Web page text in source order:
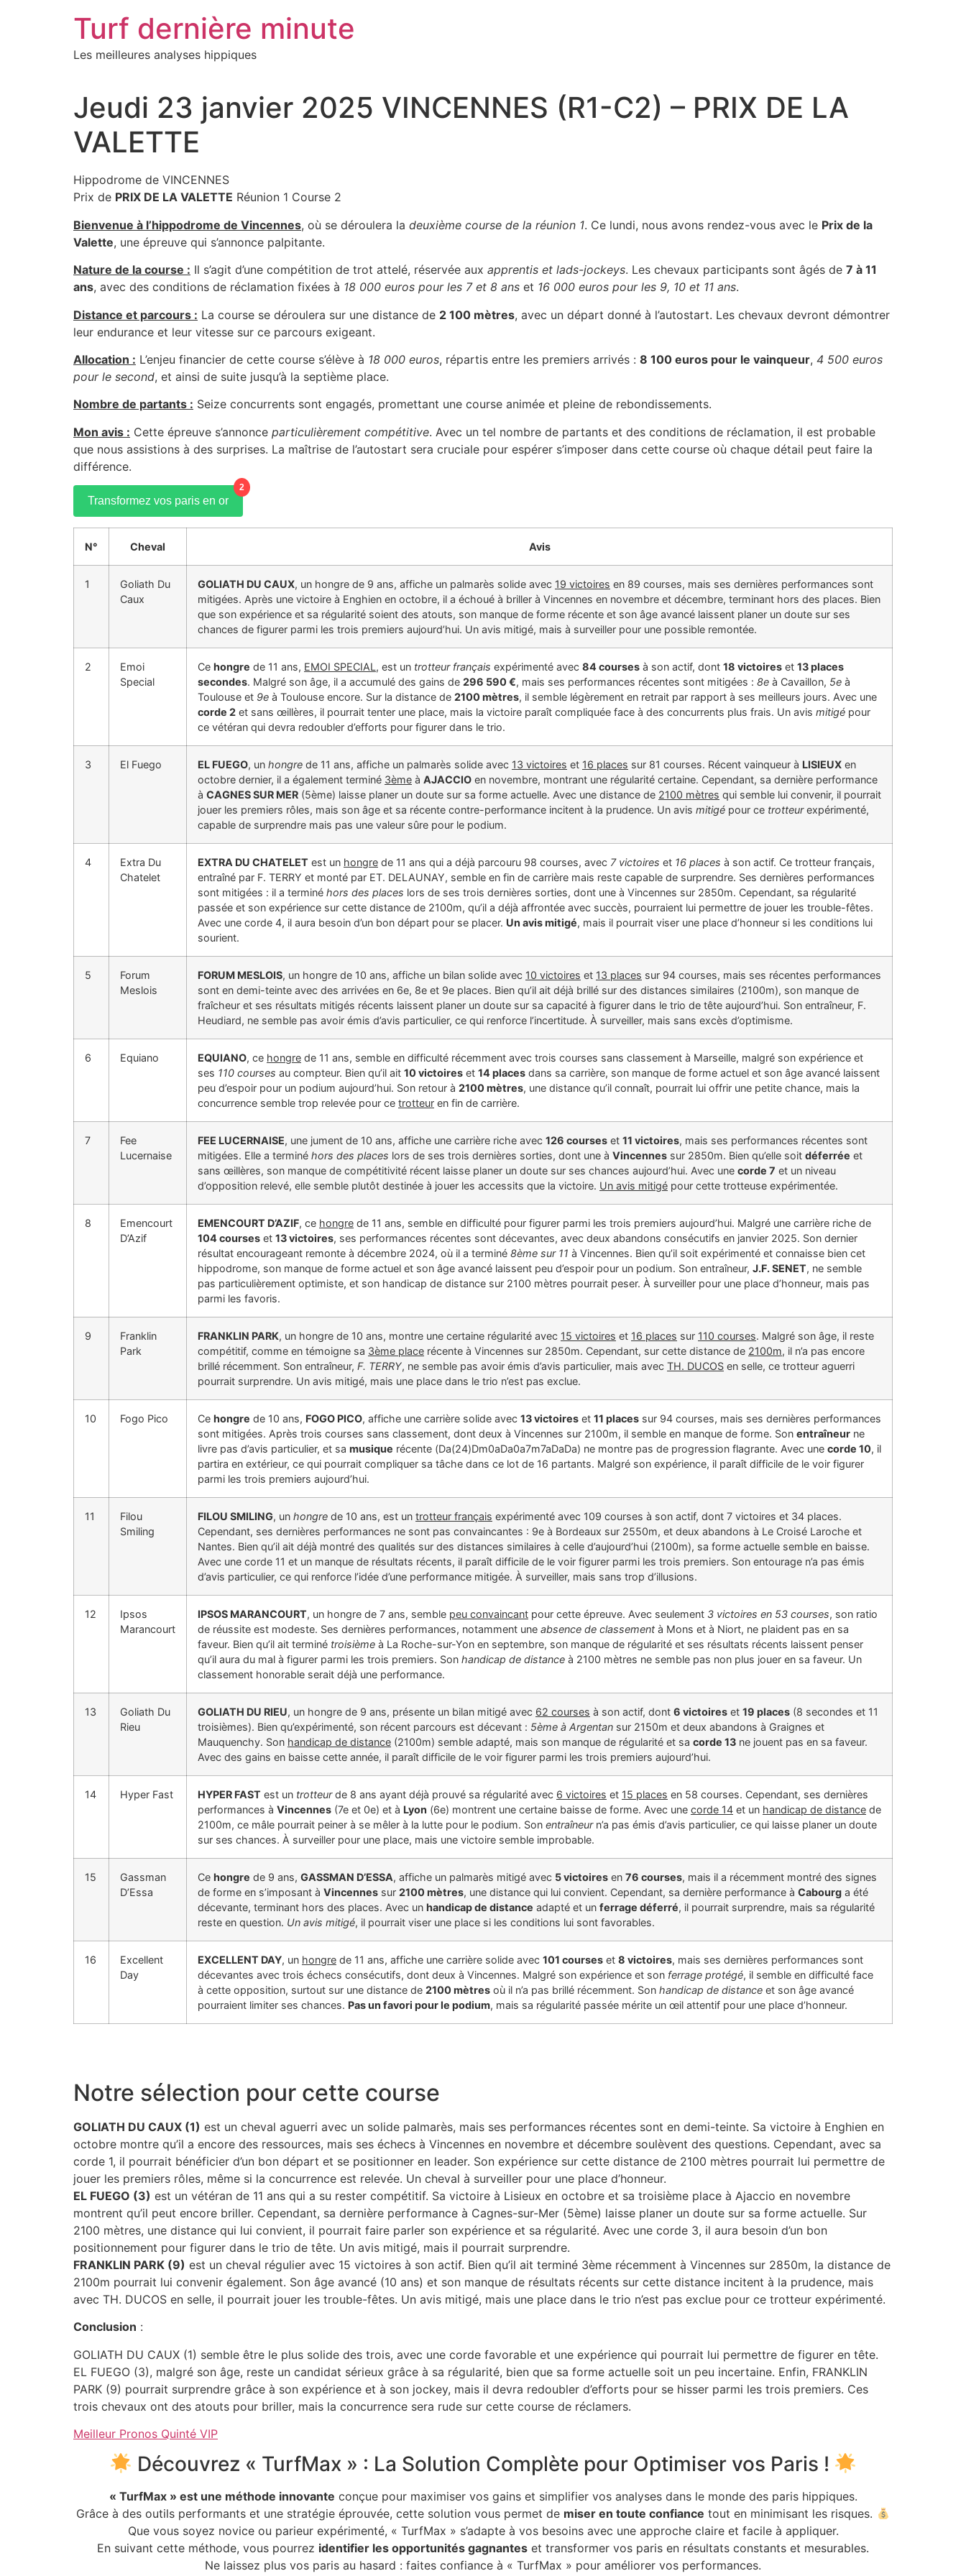
Turf dernière minute
Les meilleures analyses hippiques
Jeudi 23 janvier 2025 VINCENNES (R1-C2) – PRIX DE LA
VALETTE
Hippodrome de VINCENNES
Prix de PRIX DE LA VALETTE Réunion 1 Course 2
Bienvenue à l’hippodrome de Vincennes, où se déroulera la deuxième course de la réunion 1. Ce lundi, nous avons rendez-vous avec le Prix de la
Valette, une épreuve qui s’annonce palpitante.
Nature de la course : Il s’agit d’une compétition de trot attelé, réservée aux apprentis et lads-jockeys. Les chevaux participants sont âgés de 7 à 11
ans, avec des conditions de réclamation fixées à 18 000 euros pour les 7 et 8 ans et 16 000 euros pour les 9, 10 et 11 ans.
Distance et parcours : La course se déroulera sur une distance de 2 100 mètres, avec un départ donné à l’autostart. Les chevaux devront démontrer
leur endurance et leur vitesse sur ce parcours exigeant.
Allocation : L’enjeu financier de cette course s’élève à 18 000 euros, répartis entre les premiers arrivés : 8 100 euros pour le vainqueur, 4 500 euros
pour le second, et ainsi de suite jusqu’à la septième place.
Nombre de partants : Seize concurrents sont engagés, promettant une course animée et pleine de rebondissements.
Mon avis : Cette épreuve s’annonce particulièrement compétitive. Avec un tel nombre de partants et des conditions de réclamation, il est probable
que nous assistions à des surprises. La maîtrise de l’autostart sera cruciale pour espérer s’imposer dans cette course où chaque détail peut faire la
différence.
Transformez vos paris en or
2
N° Cheval Avis
1
Goliath Du
Caux
GOLIATH DU CAUX, un hongre de 9 ans, affiche un palmarès solide avec 19 victoires en 89 courses, mais ses dernières performances sont
mitigées. Après une victoire à Enghien en octobre, il a échoué à briller à Vincennes en novembre et décembre, terminant hors des places. Bien
que son expérience et sa régularité soient des atouts, son manque de forme récente et son âge avancé laissent planer un doute sur ses
chances de figurer parmi les trois premiers aujourd’hui. Un avis mitigé, mais à surveiller pour une possible remontée.
2
Emoi
Special
Ce hongre de 11 ans, EMOI SPECIAL , est un trotteur français expérimenté avec 84 courses à son actif, dont 18 victoires et 13 places
secondes. Malgré son âge, il a accumulé des gains de 296 590 €, mais ses performances récentes sont mitigées : 8e à Cavaillon, 5e à
Toulouse et 9e à Toulouse encore. Sur la distance de 2100 mètres, il semble légèrement en retrait par rapport à ses meilleurs jours. Avec une
corde 2 et sans œillères, il pourrait tenter une place, mais la victoire paraît compliquée face à des concurrents plus frais. Un avis mitigé pour
ce vétéran qui devra redoubler d’efforts pour figurer dans le trio.
3 El Fuego EL FUEGO, un hongre de 11 ans, affiche un palmarès solide avec 13 victoires et 16 places sur 81 courses. Récent vainqueur à LISIEUX en
octobre dernier, il a également terminé 3ème à AJACCIO en novembre, montrant une régularité certaine. Cependant, sa dernière performance
à CAGNES SUR MER (5ème) laisse planer un doute sur sa forme actuelle. Avec une distance de 2100 mètres qui semble lui convenir, il pourrait
jouer les premiers rôles, mais son âge et sa récente contre-performance incitent à la prudence. Un avis mitigé pour ce trotteurexpérimenté,
capable de surprendre mais pas une valeur sûre pour le podium.
4
Extra Du
Chatelet
EXTRA DU CHATELET est un hongre de 11 ans qui a déjà parcouru 98 courses, avec 7 victoires et 16 places à son actif. Ce trotteur français,
entraîné par F. TERRY et monté par ET. DELAUNAY, semble en fin de carrière mais reste capable de surprendre. Ses dernières performances
sont mitigées : il a terminé hors des places lors de ses trois dernières sorties, dont une à Vincennes sur 2850m. Cependant, sa régularité
passée et son expérience sur cette distance de 2100m, qu’il a déjà affrontée avec succès, pourraient lui permettre de jouer les trouble-fêtes.
Avec une corde 4, il aura besoin d’un bon départ pour se placer. Un avis mitigé, mais il pourrait viser une place d’honneur si les conditions lui
sourient.
5
Forum
Meslois
FORUM MESLOIS, un hongre de 10 ans, affiche un bilan solide avec 10 victoires et 13 places sur 94 courses, mais ses récentes performances
sont en demi-teinte avec des arrivées en 6e, 8e et 9e places. Bien qu’il ait déjà brillé sur des distances similaires (2100m), son manque de
fraîcheur et ses résultats mitigés récents laissent planer un doute sur sa capacité à figurer dans le trio de tête aujourd’hui. Son entraîneur, F.
Heudiard, ne semble pas avoir émis d’avis particulier, ce qui renforce l’incertitude. À surveiller, mais sans excès d’optimisme.
6 Equiano EQUIANO, ce hongre de 11 ans, semble en difficulté récemment avec trois courses sans classement à Marseille, malgré son expérience et
ses 110 courses au compteur. Bien qu’il ait 10 victoires et 14 places dans sa carrière, son manque de forme actuel et son âge avancé laissent
peu d’espoir pour un podium aujourd’hui. Son retour à 2100 mètres, une distance qu’il connaît, pourrait lui offrir une petite chance, mais la
concurrence semble trop relevée pour ce trotteur en fin de carrière.
7
Fee
Lucernaise
FEE LUCERNAISE, une jument de 10 ans, affiche une carrière riche avec 126 courses et 11 victoires, mais ses performances récentes sont
mitigées. Elle a terminé hors des places lors de ses trois dernières sorties, dont une à Vincennes sur 2850m. Bien qu’elle soit déferrée et
sans œillères, son manque de compétitivité récent laisse planer un doute sur ses chances aujourd’hui. Avec une corde 7 et un niveau
d’opposition relevé, elle semble plutôt destinée à jouer les accessits que la victoire. Un avis mitigé pour cette trotteuse expérimentée.
8
Emencourt
D’Azif
EMENCOURT D’AZIF, ce hongre de 11 ans, semble en difficulté pour figurer parmi les trois premiers aujourd’hui. Malgré une carrière riche de
104 courses et 13 victoires, ses performances récentes sont décevantes, avec deux abandons consécutifs en janvier 2025. Son dernier
résultat encourageant remonte à décembre 2024, où il a terminé 8ème sur 11 à Vincennes. Bien qu’il soit expérimenté et connaisse bien cet
hippodrome, son manque de forme actuel et son âge avancé laissent peu d’espoir pour un podium. Son entraîneur, J.F. SENET, ne semble
pas particulièrement optimiste, et son handicap de distance sur 2100 mètres pourrait peser. À surveiller pour une place d’honneur, mais pas
parmi les favoris.
9
Franklin
Park
FRANKLIN PARK, un hongre de 10 ans, montre une certaine régularité avec 15 victoires et 16 places sur 110 courses. Malgré son âge, il reste
compétitif, comme en témoigne sa 3ème place récente à Vincennes sur 2850m. Cependant, sur cette distance de 2100m, il n’a pas encore
brillé récemment. Son entraîneur, F. TERRY, ne semble pas avoir émis d’avis particulier, mais avec TH. DUCOS en selle, ce trotteur aguerri
pourrait surprendre. Un avis mitigé, mais une place dans le trio n’est pas exclue.
10 Fogo Pico Ce hongre de 10 ans, FOGO PICO, affiche une carrière solide avec 13 victoires et 11 places sur 94 courses, mais ses dernières performances
sont mitigées. Après trois courses sans classement, dont deux à Vincennes sur 2100m, il semble en manque de forme. Son entraîneur ne
livre pas d’avis particulier, et sa musique récente (Da(24)Dm0aDa0a7m7aDaDa) ne montre pas de progression flagrante. Avec une corde 10, il
partira en extérieur, ce qui pourrait compliquer sa tâche dans ce lot de 16 partants. Malgré son expérience, il paraît difficile de le voir figurer
parmi les trois premiers aujourd’hui.
11
Filou
Smiling
FILOU SMILING, un hongre de 10 ans, est un trotteur français expérimenté avec 109 courses à son actif, dont 7 victoires et 34 places.
Cependant, ses dernières performances ne sont pas convaincantes : 9e à Bordeaux sur 2550m, et deux abandons à Le Croisé Laroche et
Nantes. Bien qu’il ait déjà montré des qualités sur des distances similaires à celle d’aujourd’hui (2100m), sa forme actuelle semble en baisse.
Avec une corde 11 et un manque de résultats récents, il paraît difficile de le voir figurer parmi les trois premiers. Son entourage n’a pas émis
d’avis particulier, ce qui renforce l’idée d’une performance mitigée. À surveiller, mais sans trop d’illusions.
12
Ipsos
Marancourt
IPSOS MARANCOURT, un hongre de 7 ans, semble peu convaincant pour cette épreuve. Avec seulement 3 victoires en 53 courses, son ratio
de réussite est modeste. Ses dernières performances, notamment une absence de classement à Mons et à Niort, ne plaident pas en sa
faveur. Bien qu’il ait terminé troisième à La Roche-sur-Yon en septembre, son manque de régularité et ses résultats récents laissent penser
qu’il aura du mal à figurer parmi les trois premiers. Son handicap de distance à 2100 mètres ne semble pas non plus jouer en sa faveur. Un
classement honorable serait déjà une performance.
13
Goliath Du
Rieu
GOLIATH DU RIEU, un hongre de 9 ans, présente un bilan mitigé avec 62 courses à son actif, dont 6 victoires et 19 places (8 secondes et 11
troisièmes). Bien qu’expérimenté, son récent parcours est décevant : 5ème à Argentan sur 2150m et deux abandons à Graignes et
Mauquenchy. Son handicap de distance (2100m) semble adapté, mais son manque de régularité et sa corde 13 ne jouent pas en sa faveur.
Avec des gains en baisse cette année, il paraît difficile de le voir figurer parmi les trois premiers aujourd’hui.
14 Hyper Fast HYPER FAST est un trotteurde 8 ans ayant déjà prouvé sa régularité avec 6 victoires et 15 places en 58 courses. Cependant, ses dernières
performances à Vincennes (7e et 0e) et à Lyon (6e) montrent une certaine baisse de forme. Avec une corde 14 et un handicap de distance de
2100m, ce mâle pourrait peiner à se mêler à la lutte pour le podium. Son entraîneurn’a pas émis d’avis particulier, ce qui laisse planer un doute
sur ses chances. À surveiller pour une place, mais une victoire semble improbable.
15
Gassman
D’Essa
Ce hongre de 9 ans, GASSMAN D’ESSA, affiche un palmarès mitigé avec 5 victoires en 76 courses, mais il a récemment montré des signes
de forme en s’imposant à Vincennes sur 2100 mètres, une distance qui lui convient. Cependant, sa dernière performance à Cabourg a été
décevante, terminant hors des places. Avec un handicap de distance adapté et un ferrage déferré, il pourrait surprendre, mais sa régularité
reste en question. Un avis mitigé, il pourrait viser une place si les conditions lui sont favorables.
16
Excellent
Day
EXCELLENT DAY, un hongre de 11 ans, affiche une carrière solide avec 101 courses et 8 victoires, mais ses dernières performances sont
décevantes avec trois échecs consécutifs, dont deux à Vincennes. Malgré son expérience et son ferrage protégé, il semble en difficulté face
à cette opposition, surtout sur une distance de 2100 mètres où il n’a pas brillé récemment. Son handicap de distance et son âge avancé
pourraient limiter ses chances. Pas un favori pour le podium, mais sa régularité passée mérite un œil attentif pour une place d’honneur.
Notre sélection pour cette course
GOLIATH DU CAUX (1) est un cheval aguerri avec un solide palmarès, mais ses performances récentes sont en demi-teinte. Sa victoire à Enghien en
octobre montre qu’il a encore des ressources, mais ses échecs à Vincennes en novembre et décembre soulèvent des questions. Cependant, avec sa
corde 1, il pourrait bénéficier d’un bon départ et se positionner en leader. Son expérience sur cette distance de 2100 mètres pourrait lui permettre de
jouer les premiers rôles, même si la concurrence est relevée. Un cheval à surveiller pour une place d’honneur.
EL FUEGO (3) est un vétéran de 11 ans qui a su rester compétitif. Sa victoire à Lisieux en octobre et sa troisième place à Ajaccio en novembre
montrent qu’il peut encore briller. Cependant, sa dernière performance à Cagnes-sur-Mer (5ème) laisse planer un doute sur sa forme actuelle. Sur
2100 mètres, une distance qui lui convient, il pourrait faire parler son expérience et sa régularité. Avec une corde 3, il aura besoin d’un bon
positionnement pour figurer dans le trio de tête. Un avis mitigé, mais il pourrait surprendre.
FRANKLIN PARK (9) est un cheval régulier avec 15 victoires à son actif. Bien qu’il ait terminé 3ème récemment à Vincennes sur 2850m, la distance de
2100m pourrait lui convenir également. Son âge avancé (10 ans) et son manque de résultats récents sur cette distance incitent à la prudence, mais
avec TH. DUCOS en selle, il pourrait jouer les trouble-fêtes. Un avis mitigé, mais une place dans le trio n’est pas exclue pour ce trotteur expérimenté.
Conclusion :
GOLIATH DU CAUX (1) semble être le plus solide des trois, avec une corde favorable et une expérience qui pourrait lui permettre de figurer en tête.
EL FUEGO (3), malgré son âge, reste un candidat sérieux grâce à sa régularité, bien que sa forme actuelle soit un peu incertaine. Enfin, FRANKLIN
PARK (9) pourrait surprendre grâce à son expérience et à son jockey, mais il devra redoubler d’efforts pour se hisser parmi les trois premiers. Ces
trois chevaux ont des atouts pour briller, mais la concurrence sera rude sur cette course de réclamers.
Meilleur Pronos Quinté VIP
Découvrez « TurfMax » : La Solution Complète pour Optimiser vos Paris !
« TurfMax » est une méthode innovante conçue pour maximiser vos gains et simplifier vos analyses dans le monde des paris hippiques.
Grâce à des outils performants et une stratégie éprouvée, cette solution vous permet de miser en toute confiance tout en minimisant les risques.
Que vous soyez novice ou parieur expérimenté, « TurfMax » s’adapte à vos besoins avec une approche claire et facile à appliquer.
En suivant cette méthode, vous pourrez identifier les opportunités gagnantes et transformer vos paris en résultats constants et mesurables.
Ne laissez plus vos paris au hasard : faites confiance à « TurfMax » pour améliorer vos performances.